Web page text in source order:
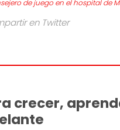
de juego en el hospital de
en Twitter
crecer,